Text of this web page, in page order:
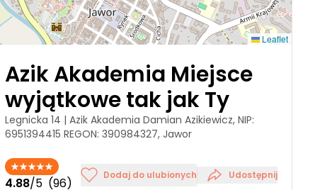
Leaflet
Azik Akademia Miejsce
wyjątkowe tak jak Ty
Legnicka 14 | Azik Akademia Damian Azikiewicz, NIP:
6951394415 REGON: 390984327, Jawor
4.88/5 (96)
Dodaj do ulubionych Udostępnij